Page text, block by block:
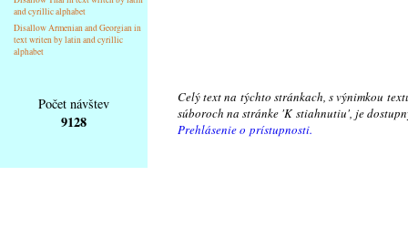
and cyrillic alphabet
Disallow Armenian and Georgian in
text writen by latin and cyrillic
alphabet
Počet návštev
9128
Celý text na týchto stránkach, s výnimkou
súboroch na stránke 'K stiahnutiu', je
Prehlásenie o prístupnosti.